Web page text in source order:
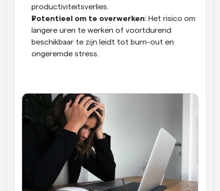
productiviteitsverlies.
Potentieel om te overwerken: Het risico om
langere uren te werken of voortdurend
beschikbaar te zijn leidt tot burn-out en
ongeremde stress.